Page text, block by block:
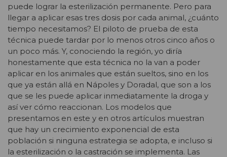
puede lograr la esterilización permanente. Pero para
llegar a aplicar esas tres dosis por cada animal, ¿cuánto
tiempo necesitamos? El piloto de prueba de esta
técnica puede tardar por lo menos otros cinco años o
un poco más. Y, conociendo la región, yo diría
honestamente que esta técnica no la van a poder
aplicar en los animales que están sueltos, sino en los
que ya están allá en Nápoles y Doradal, que son a los
que se les puede aplicar inmediatamente la droga y
así ver cómo reaccionan. Los modelos que
presentamos en este y en otros artículos muestran
que hay un crecimiento exponencial de esta
población si ninguna estrategia se adopta, e incluso si
la esterilización o la castración se implementa. Las